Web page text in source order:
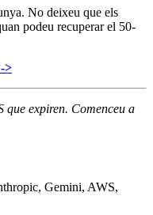
No deixeu que els
podeu recuperar el 50-
>
que expiren. Comenceu a
Gemini, AWS,